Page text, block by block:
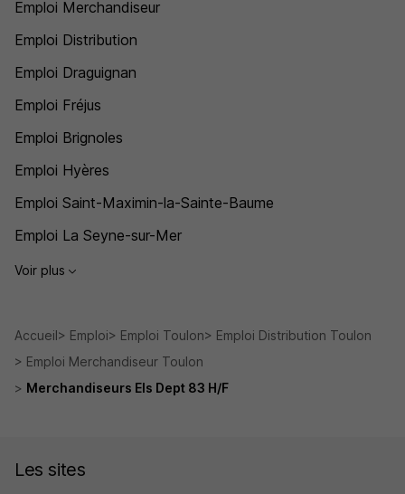
Emploi Merchandiseur
Emploi Distribution
Emploi Draguignan
Emploi Fréjus
Emploi Brignoles
Emploi Hyères
Emploi Saint-Maximin-la-Sainte-Baume
Emploi La Seyne-sur-Mer
Voir plus
Accueil Emploi Emploi Toulon
Emploi Distribution Toulon
Emploi Merchandiseur Toulon
Merchandiseurs Els Dept 83 H/F
Les sites